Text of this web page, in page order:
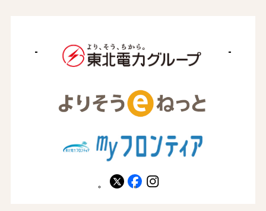
X facebookinstagram